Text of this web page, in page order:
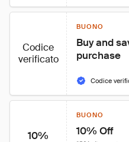
Codice
verificato
BUONO
Buy and
purchase
Codice
10%
BUONO
10% Off